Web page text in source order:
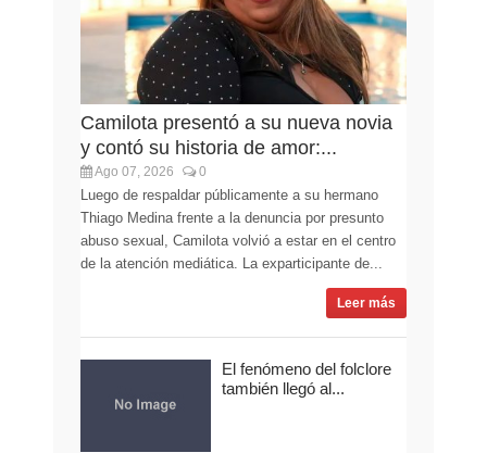
Camilota presentó a su nueva novia
y contó su historia de amor:...
Ago 07, 2026 0
Luego de respaldar públicamente a su hermano
Thiago Medina frente a la denuncia por presunto
abuso sexual, Camilota volvió a estar en el centro
de la atención mediática. La exparticipante de...
Leer más
El fenómeno del folclore
también llegó al...